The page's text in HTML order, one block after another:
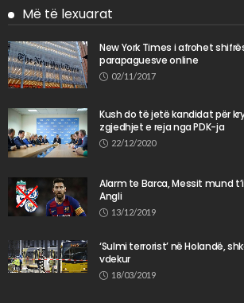
Më të lexuarat
New York Times i afrohet
parapaguesve online
02/11/2017
Kush do të jetë kandidat për
zgjedhjet e reja nga PDK-ja
22/12/2020
Alarm te Barca, Messit mund
Angli
13/12/2019
‘Sulmi terrorist’ në Holandë,
vdekur
18/03/2019